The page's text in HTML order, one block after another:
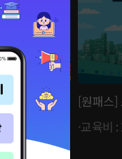
BASIC
원
[원패스]
·교육비